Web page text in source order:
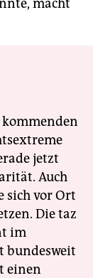
macht
jetzt
Auch
sich vor Ort
Die taz
im
bundesweit
einen